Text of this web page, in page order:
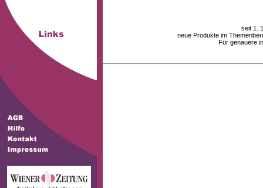
seit 1.
neue Produkte im
Für genauere